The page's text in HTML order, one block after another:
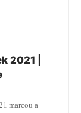
2021 |
marcou a